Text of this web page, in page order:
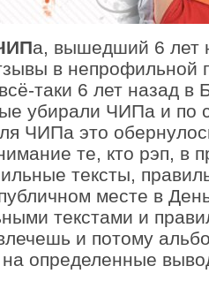
а, вышедший 6 лет
в непрофильной
таки 6 лет назад в
убирали ЧИПа и по
ЧИПа это
те, кто рэп, в
тексты,
месте в
текстами и
и потому
на определенные